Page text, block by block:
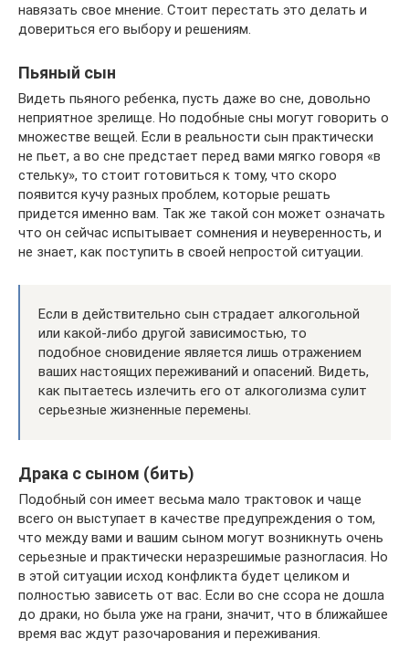
навязать свое мнение. Стоит перестать это делать и
довериться его выбору и решениям.
Пьяный сын
Видеть пьяного ребенка, пусть даже во сне, довольно
неприятное зрелище. Но подобные сны могут говорить о
множестве вещей. Если в реальности сын практически
не пьет, а во сне предстает перед вами мягко говоря «в
стельку», то стоит готовиться к тому, что скоро
появится кучу разных проблем, которые решать
придется именно вам. Так же такой сон может означать
что он сейчас испытывает сомнения и неуверенность, и
не знает, как поступить в своей непростой ситуации.
Если в действительно сын страдает алкогольной
или какой-либо другой зависимостью, то
подобное сновидение является лишь отражением
ваших настоящих переживаний и опасений. Видеть,
как пытаетесь излечить его от алкоголизма сулит
серьезные жизненные перемены.
Драка с сыном (бить)
Подобный сон имеет весьма мало трактовок и чаще
всего он выступает в качестве предупреждения о том,
что между вами и вашим сыном могут возникнуть очень
серьезные и практически неразрешимые разногласия. Но
в этой ситуации исход конфликта будет целиком и
полностью зависеть от вас. Если во сне ссора не дошла
до драки, но была уже на грани, значит, что в ближайшее
время вас ждут разочарования и переживания.